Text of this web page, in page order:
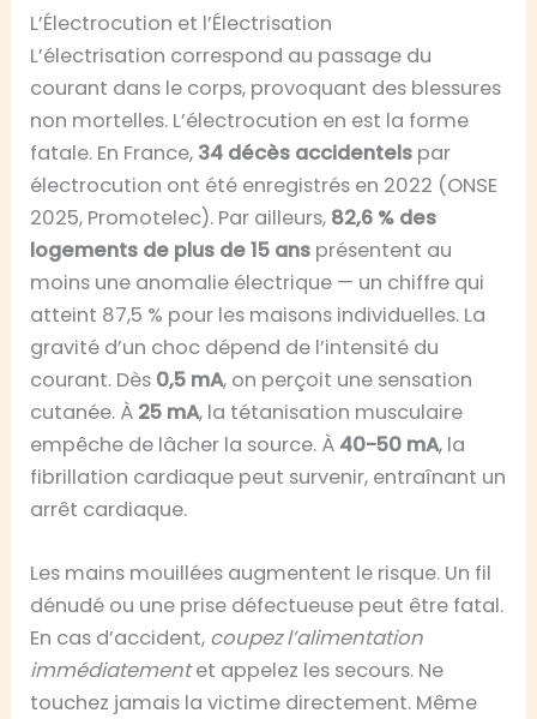
L’Électrocution et l’Électrisation
L’électrisation correspond au passage du
courant dans le corps, provoquant des blessures
non mortelles. L’électrocution en est la forme
fatale. En France, 34 décès accidentels par
électrocution ont été enregistrés en 2022 (ONSE
2025, Promotelec). Par ailleurs, 82,6 % des
logements de plus de 15 ans présentent au
moins une anomalie électrique — un chiffre qui
atteint 87,5 % pour les maisons individuelles. La
gravité d’un choc dépend de l’intensité du
courant. Dès 0,5 mA, on perçoit une sensation
cutanée. À 25 mA, la tétanisation musculaire
empêche de lâcher la source. À 40-50 mA, la
fibrillation cardiaque peut survenir, entraînant un
arrêt cardiaque.
Les mains mouillées augmentent le risque. Un fil
dénudé ou une prise défectueuse peut être fatal.
En cas d’accident, coupez l’alimentation
immédiatementet appelez les secours. Ne
touchez jamais la victime directement. Même